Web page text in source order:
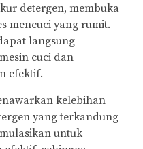
detergen, membuka
mencuci yang rumit.
langsung
cuci dan
efektif.
kelebihan
yang terkandung
untuk